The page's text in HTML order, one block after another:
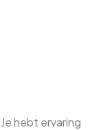
hebt ervaring